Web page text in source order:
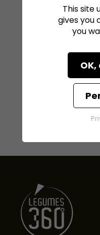
This site
gives you
you